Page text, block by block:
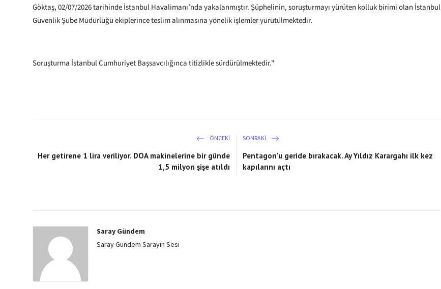
Göktaş, 02/07/2026 tarihinde İstanbul Havalimanı’nda yakalanmıştır. Şüphelinin, soruşturmayı yürüten kolluk birimi olan İstanbul
Güvenlik Şube Müdürlüğü ekiplerince teslim alınmasına yönelik işlemler yürütülmektedir.
Soruşturma İstanbul Cumhuriyet Başsavcılığınca titizlikle sürdürülmektedir."
ÖNCEKI
Her getirene 1 lira veriliyor. DOA makinelerine bir günde
1,5 milyon şişe atıldı
SONRAKI
Pentagon'u geride bırakacak. Ay Yıldız Karargahı ilk kez
kapılarını açtı
Saray Gündem
Saray Gündem Sarayın Sesi